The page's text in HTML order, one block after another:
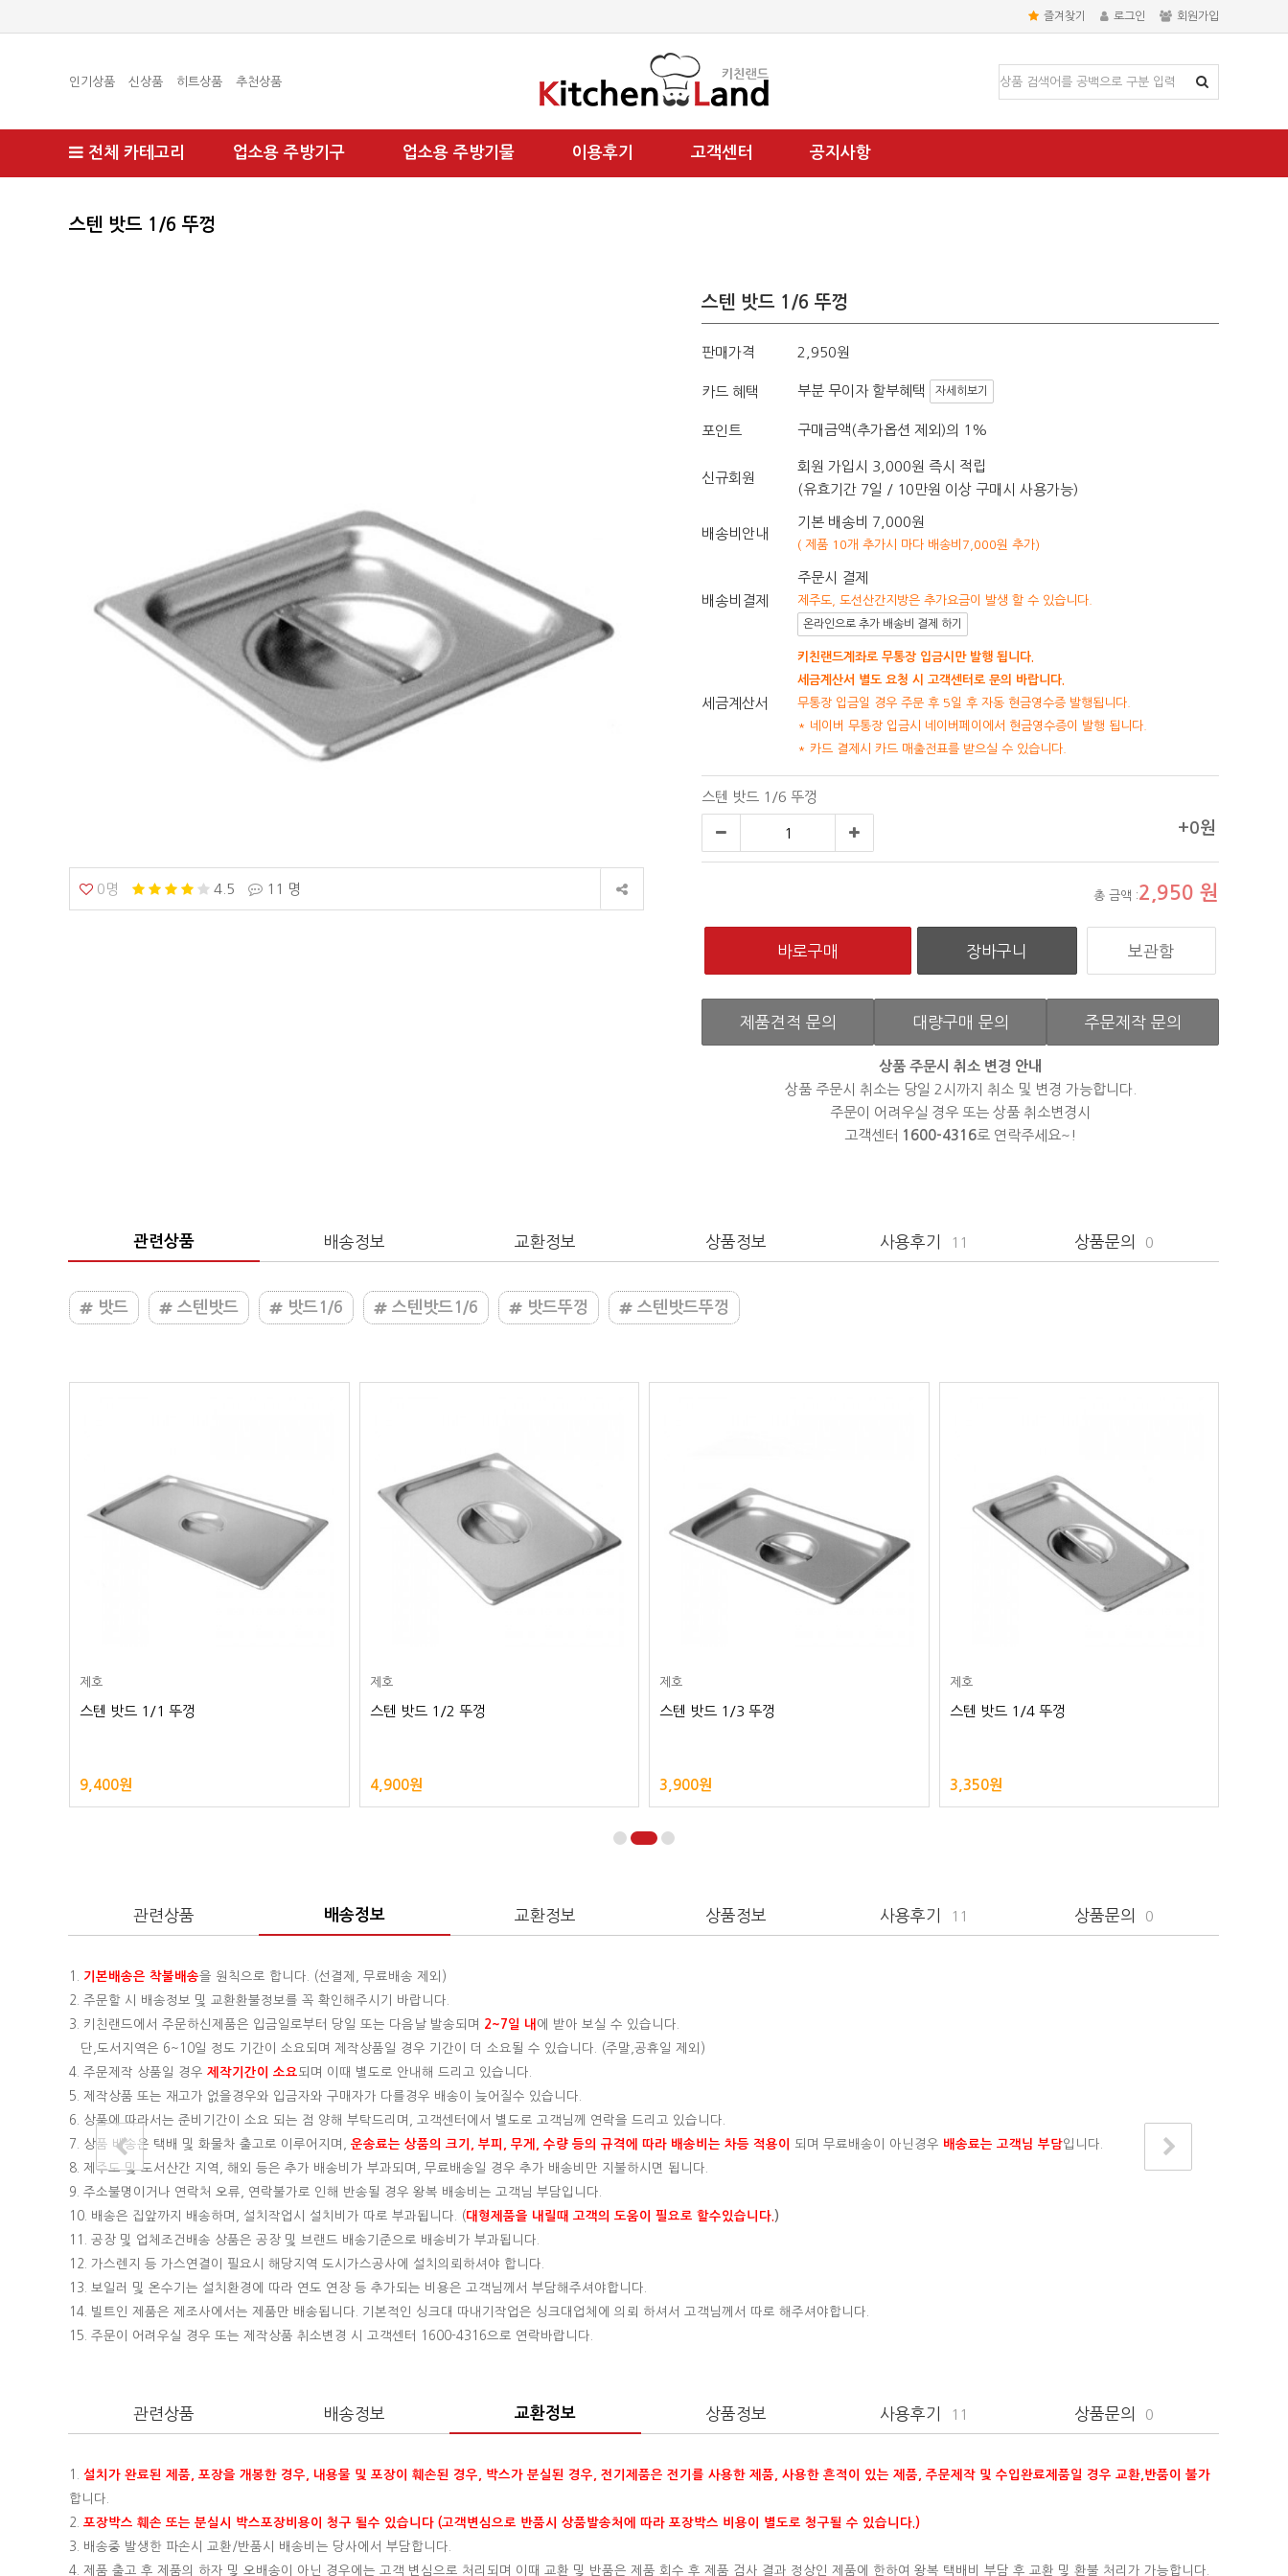
즐겨찾기 로그인 회원가입
인기상품 신상품 히트상품 추천상품
전체 카테고리 업소용 주방기구 업소용 주방기물 이용후기 고객센터 공지사항
스텐 밧드 1/6 뚜껑
0명 4.5 11 명
스텐 밧드 1/6 뚜껑
판매가격 2,950원
카드 혜택 부분 무이자 할부혜택 자세히보기
포인트 구매금액(추가옵션 제외)의 1%
신규회원
회원 가입시 3,000원 즉시 적립
(유효기간 7일 / 10만원 이상 구매시 사용가능)
배송비안내
기본 배송비 7,000원
( 제품 10개 추가시 마다 배송비7,000원 추가)
배송비결제
주문시 결제
제주도, 도선산간지방은 추가요금이 발생 할 수 있습니다.
온라인으로 추가 배송비 결제 하기
세금계산서
키친랜드계좌로 무통장 입금시만 발행 됩니다.
세금계산서 별도 요청 시 고객센터로 문의 바랍니다.
무통장 입금일 경우 주문 후 5일 후 자동 현금영수증 발행됩니다.
* 네이버 무통장 입금시 네이버페이에서 현금영수증이 발행 됩니다.
* 카드 결제시 카드 매출전표를 받으실 수 있습니다.
스텐 밧드 1/6 뚜껑
+0원
총 금액 :2,950 원
보관함
제품견적 문의 대량구매 문의 주문제작 문의
상품 주문시 취소 변경 안내
상품 주문시 취소는 당일 2시까지 취소 및 변경 가능합니다.
주문이 어려우실 경우 또는 상품 취소변경시
고객센터 1600-4316로 연락주세요~!
관련상품 배송정보 교환정보 상품정보 사용후기 11 상품문의 0
밧드 스텐밧드 밧드1/6 스텐밧드1/6 밧드뚜껑 스텐밧드뚜껑
제호
스텐 밧드 1/1 뚜껑
9,400원
제호
스텐 밧드 1/2 뚜껑
4,900원
제호
스텐 밧드 1/3 뚜껑
3,900원
제호
스텐 밧드 1/4 뚜껑
3,350원
관련상품 배송정보 교환정보 상품정보 사용후기 11 상품문의 0
1. 기본배송은 착불배송을 원칙으로 합니다. (선결제, 무료배송 제외)
2. 주문할 시 배송정보 및 교환환불정보를 꼭 확인해주시기 바랍니다.
3. 키친랜드에서 주문하신제품은 입금일로부터 당일 또는 다음날 발송되며
2~7일 내 에 받아 보실 수 있습니다.
단,도서지역은 6~10일 정도 기간이 소요되며 제작상품일 경우 기간이 더 소요될 수 있습니다. (주말,공휴일 제외)
4. 주문제작 상품일 경우 제작기간이 소요 되며 이때 별도로 안내해 드리고 있습니다.
5. 제작상품 또는 재고가 없을경우와 입금자와 구매자가 다를경우 배송이 늦어질수 있습니다.
6. 상품에 따라서는 준비기간이 소요 되는 점 양해 부탁드리며, 고객센터에서 별도로 고객님께 연락을 드리고 있습니다.
7. 상품 배송은 택배 및 화물차 출고로 이루어지며, 운송료는 상품의 크기, 부피, 무게, 수량 등의 규격에 따라 배송비는 차등 적용이 되며 무료배송이 아닌경우 배송료는 고객님 부담입니다.
8. 제주도 및 도서산간 지역, 해외 등은 추가 배송비가 부과되며, 무료배송일 경우 추가 배송비만 지불하시면 됩니다.
9. 주소불명이거나 연락처 오류, 연락불가로 인해 반송될 경우 왕복 배송비는 고객님 부담입니다.
10. 배송은 집앞까지 배송하며, 설치작업시 설치비가 따로 부과됩니다. (대형제품을 내릴때 고객의 도움이 필요로 할수있습니다. )
11. 공장 및 업체조건배송 상품은 공장 및 브랜드 배송기준으로 배송비가 부과됩니다.
12. 가스렌지 등 가스연결이 필요시 해당지역 도시가스공사에 설치의뢰하셔야 합니다.
13. 보일러 및 온수기는 설치환경에 따라 연도 연장 등 추가되는 비용은 고객님께서 부담해주셔야합니다.
14. 빌트인 제품은 제조사에서는 제품만 배송됩니다. 기본적인 싱크대 따내기작업은 싱크대업체에 의뢰 하셔서 고객님께서 따로 해주셔야합니다.
15. 주문이 어려우실 경우 또는 제작상품 취소변경 시 고객센터 1600-4316으로 연락바랍니다.
관련상품 배송정보 교환정보 상품정보 사용후기 11 상품문의 0
1. 설치가 완료된 제품, 포장을 개봉한 경우, 내용물 및 포장이 훼손된 경우, 박스가 분실된 경우, 전기제품은 전기를 사용한 제품, 사용한 흔적이 있는 제품, 주문제작 및 수입완료제품일 경우 교환,반품이 불가
합니다.
2. 포장박스 훼손 또는 분실시 박스포장비용이 청구 될수 있습니다 (고객변심으로 반품시 상품발송처에 따라 포장박스 비용이 별도로 청구될 수 있습니다.)
3. 배송중 발생한 파손시 교환/반품시 배송비는 당사에서 부담합니다.
4. 제품 출고 후 제품의 하자 및 오배송이 아닌 경우에는 고객 변심으로 처리되며 이때 교환 및 반품은 제품 회수 후 제품 검사 결과 정상인 제품에 한하여 왕복 택배비 부담 후 교환 및 환불 처리가 가능합니다.